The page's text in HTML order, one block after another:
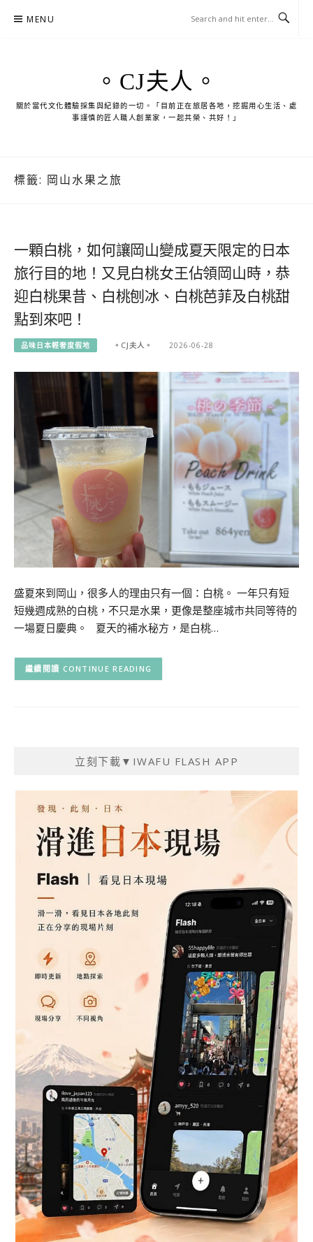
MENU
。CJ夫人。
關於當代文化體驗採集與紀錄的一切。「目前正在旅居各地，挖掘用心生活、處
事謹慎的匠人職人創業家，一起共榮、共好！」
標籤: 岡山水果之旅
一顆白桃，如何讓岡山變成夏天限定的日本
旅行目的地！又見白桃女王佔領岡山時，恭
迎白桃果昔、白桃刨冰、白桃芭菲及白桃甜
點到來吧！
品味日本輕奢度假地 。CJ夫人。 2026-06-28
盛夏來到岡山，很多人的理由只有一個：白桃。 一年只有短
短幾週成熟的白桃，不只是水果，更像是整座城市共同等待的
一場夏日慶典。 夏天的補水秘方，是白桃…
CONTINUE READING
立刻下載▼IWAFU FLASH APP